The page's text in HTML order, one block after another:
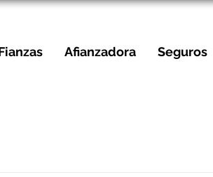
Afianzadora Seguros